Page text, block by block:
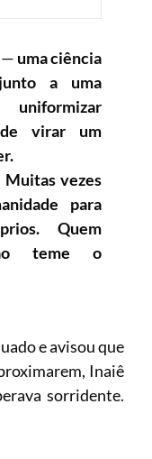
— uma ciência
a uma
virar um
Muitas vezes
para
Quem
teme o
e avisou que
Inaiê
sorridente.